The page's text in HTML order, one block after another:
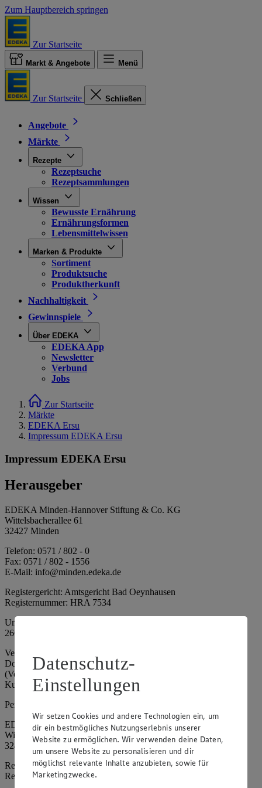
Zum Hauptbereich springen
Zur Startseite
Markt & Angebote Menü
Zur Startseite Schließen
Angebote
Märkte
Rezepte
Rezeptsuche
Rezeptsammlungen
Wissen
Bewusste Ernährung
Ernährungsformen
Lebensmittelwissen
Marken & Produkte
Sortiment
Produktsuche
Produktherkunft
Nachhaltigkeit
Gewinnspiele
Über EDEKA
EDEKA App
Newsletter
Verbund
Jobs
Zur Startseite
Märkte
EDEKA Ersu
Impressum EDEKA Ersu
Impressum EDEKA Ersu
Herausgeber
EDEKA Minden-Hannover Stiftung & Co. KG
Wittelsbacherallee 61
32427 Minden
Telefon: 0571 / 802 - 0
Fax: 0571 / 802 - 1556
E-Mail: info@minden.edeka.de
Registergericht: Amtsgericht Bad Oeynhausen
Registernummer: HRA 7534
Umsatzsteuer-Identifikationsnummer gem. § 27a UStG: DE
266067317
Vertretungsberechtigte: Mark Rosenkranz (Sprecher), Eileen
Dominique Klingsiek (Vorstandsmitglied), Ulf-U. Plath
(Vorstandsmitglied), Stephan Wohler (Vorstandsmitglied), Marc
Kuhlmann (Aufsichtsratsvorsitzender)
Persönlich haftende Gesellschafterin:
EDEKA Minden-Hannover Holding GmbH
Wittelsbacherallee 61
32427 Minden
Registergericht: Amtsgericht Bad Oeynhausen
Registernummer: HRB 4086
Datenschutz-
Einstellungen
Wir setzen Cookies und andere Technologien ein, um
dir ein bestmögliches Nutzungserlebnis unserer
Website zu ermöglichen. Wir verwenden deine Daten,
um unsere Website zu personalisieren und dir
möglichst relevante Inhalte anzubieten, sowie für
Marketingzwecke.